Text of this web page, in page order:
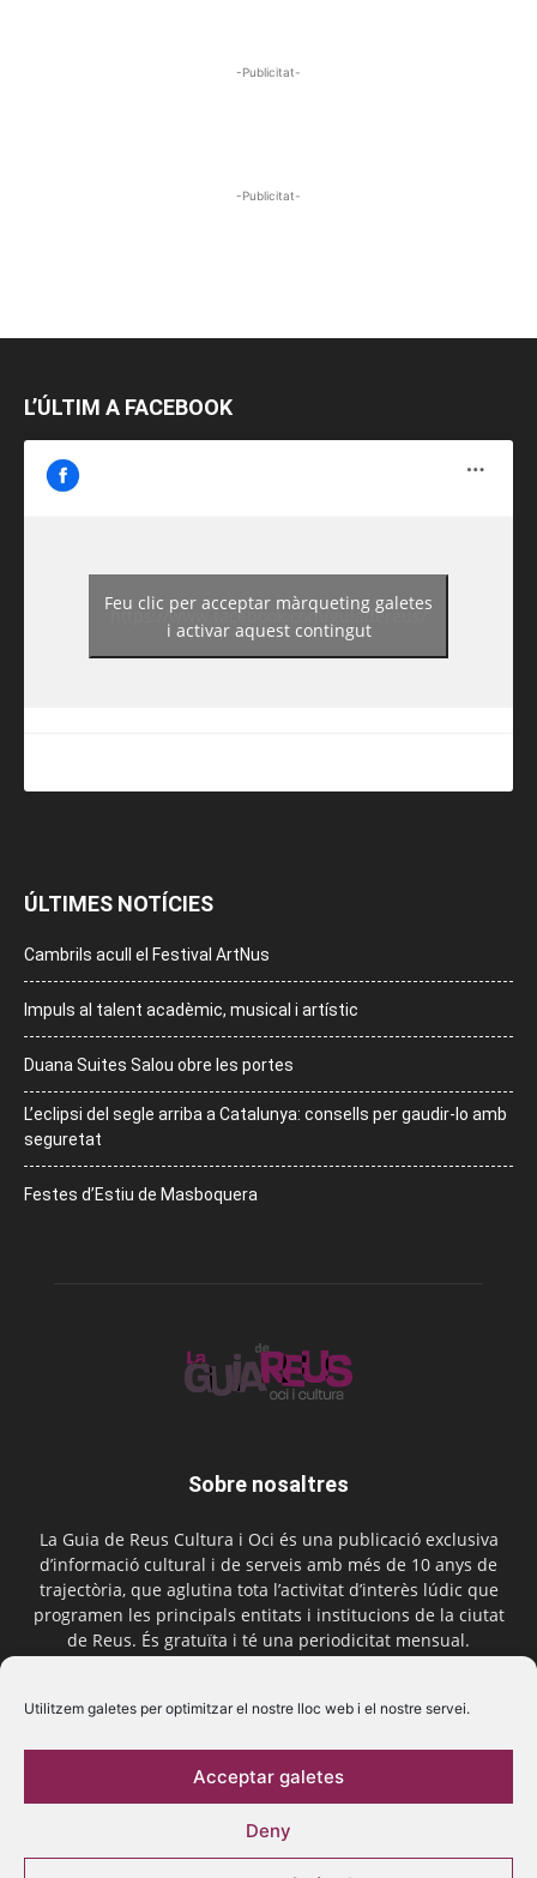
Utilitzem galetes per optimitzar el nostre lloc web i el nostre servei.
Acceptar galetes
Deny
-Publicitat-
-Publicitat-
L’ÚLTIM A FACEBOOK
https://www.facebook.com/guiadereus/
Feu clic per acceptar màrqueting galetes
i activar aquest contingut
ÚLTIMES NOTÍCIES
Cambrils acull el Festival ArtNus
Impuls al talent acadèmic, musical i artístic
Duana Suites Salou obre les portes
L’eclipsi del segle arriba a Catalunya: consells per gaudir-lo amb
seguretat
Festes d’Estiu de Masboquera
Sobre nosaltres
La Guia de Reus Cultura i Oci és una publicació exclusiva
d’informació cultural i de serveis amb més de 10 anys de
trajectòria, que aglutina tota l’activitat d’interès lúdic que
programen les principals entitats i institucions de la ciutat
de Reus. És gratuïta i té una periodicitat mensual.
Segueix-nos